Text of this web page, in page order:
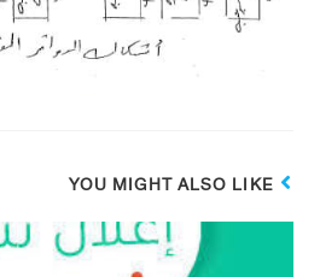
YOU MIGHT ALSO LIKE